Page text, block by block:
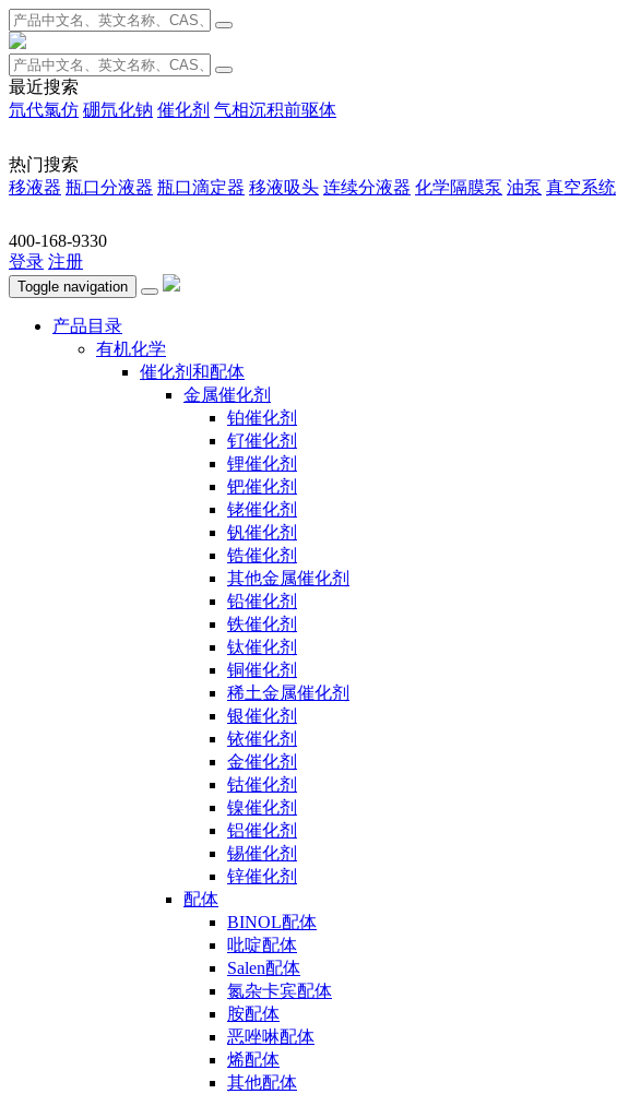
最近搜索
氘代氯仿 硼氘化钠 催化剂 气相沉积前驱体
热门搜索
移液器 瓶口分液器 瓶口滴定器 移液吸头 连续分液器 化学隔膜泵 油泵 真空系统
400-168-9330
登录 注册
Toggle navigation
产品目录
有机化学
催化剂和配体
金属催化剂
铂催化剂
钌催化剂
锂催化剂
钯催化剂
铑催化剂
钒催化剂
锆催化剂
其他金属催化剂
铅催化剂
铁催化剂
钛催化剂
铜催化剂
稀土金属催化剂
银催化剂
铱催化剂
金催化剂
钴催化剂
镍催化剂
铝催化剂
锡催化剂
锌催化剂
配体
BINOL配体
吡啶配体
Salen配体
氮杂卡宾配体
胺配体
恶唑啉配体
烯配体
其他配体